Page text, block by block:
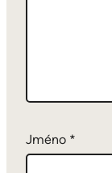
Jméno *